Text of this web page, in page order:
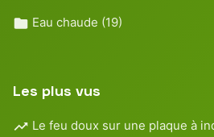
Eau chaude (19)
Les plus vus
Le feu doux sur une plaque à